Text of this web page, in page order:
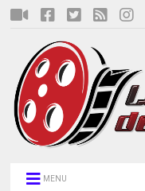
MENU